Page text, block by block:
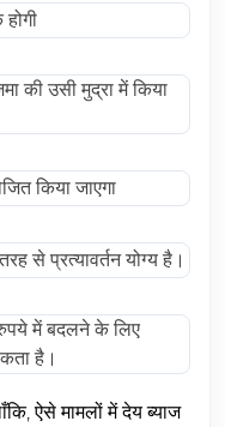
की उसी मुद्रा में किया
किया जाएगा
से प्रत्यावर्तन योग्य है।
में बदलने के लिए
है।
ऐसे मामलों में देय ब्याज